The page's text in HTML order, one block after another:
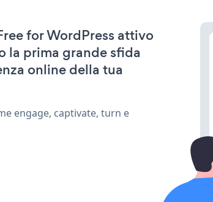
for WordPress attivo
la prima grande sfida
online della tua
engage, captivate, turn e